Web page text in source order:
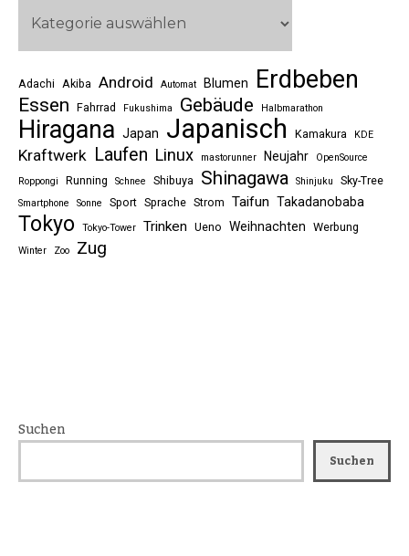
Adachi Akiba Android Automat Blumen Erdbeben
Essen Fahrrad Fukushima Gebäude Halbmarathon
Hiragana Japan Japanisch Kamakura KDE
Kraftwerk Laufen Linux mastorunner Neujahr
OpenSource
Roppongi
Running Schnee Shibuya Shinagawa Shinjuku Sky-Tree
Smartphone Sonne Sport Sprache Strom Taifun Takadanobaba
Tokyo Tokyo-Tower Trinken Ueno Weihnachten Werbung
Winter Zoo Zug
Suchen
Suchen